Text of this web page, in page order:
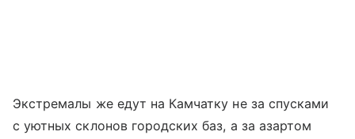
Экстремалы же едут на Камчатку не за спусками
с уютных склонов городских баз, а за азартом